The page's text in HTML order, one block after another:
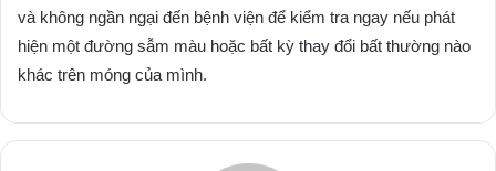
và không ngần ngại đến bệnh viện để kiểm tra ngay nếu phát
hiện một đường sẫm màu hoặc bất kỳ thay đổi bất thường nào
khác trên móng của mình.